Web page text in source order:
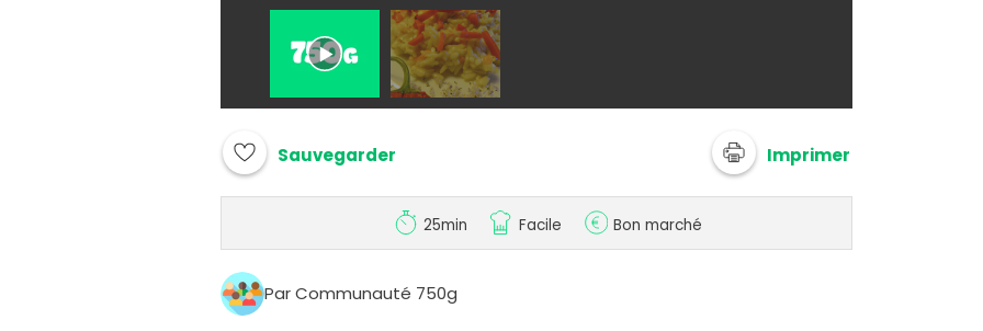
Sauvegarder Imprimer
25min Facile Bon marché
Par Communauté 750g